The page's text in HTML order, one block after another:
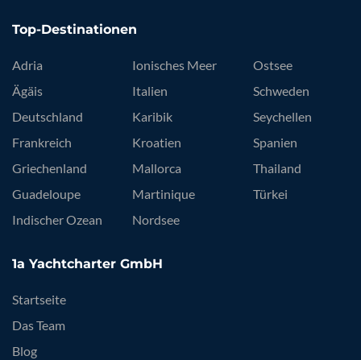
Top-Destinationen
Adria
Ägäis
Deutschland
Frankreich
Griechenland
Guadeloupe
Indischer Ozean
Ionisches Meer
Italien
Karibik
Kroatien
Mallorca
Martinique
Nordsee
Ostsee
Schweden
Seychellen
Spanien
Thailand
Türkei
1a Yachtcharter GmbH
Startseite
Das Team
Blog